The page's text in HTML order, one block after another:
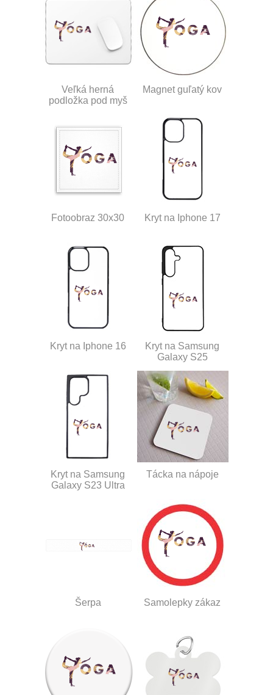
Veľká herná
podložka pod myš
Magnet guľatý kov
Fotoobraz 30x30 Kryt na Iphone 17
Kryt na Iphone 16
Kryt na Samsung
Galaxy S25
Kryt na Samsung
Galaxy S23 Ultra
Tácka na nápoje
Šerpa Samolepky zákaz